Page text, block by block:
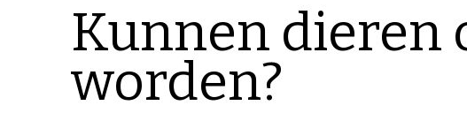
Kunnen dieren
worden?